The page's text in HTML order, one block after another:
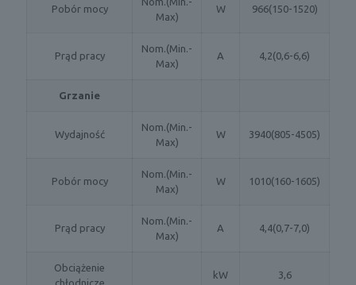
Pobór mocy
Max)
W 966(150-1520)
Prąd pracy
Nom.(Min.-
Max)
A 4,2(0,6-6,6)
Grzanie
Wydajność
Nom.(Min.-
Max)
W 3940(805-4505)
Pobór mocy
Nom.(Min.-
Max)
W 1010(160-1605)
Prąd pracy
Nom.(Min.-
Max)
A 4,4(0,7-7,0)
Obciążenie
chłodnicze
kW 3,6